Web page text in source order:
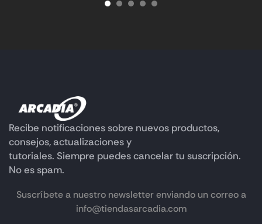
Recibe notificaciones sobre nuevos productos,
consejos, actualizaciones y
tutoriales. Siempre puedes cancelar tu suscripción.
No es spam.
Suscríbete a nuestro newsletter enviando un correo a
info@tiendasarcadia.com